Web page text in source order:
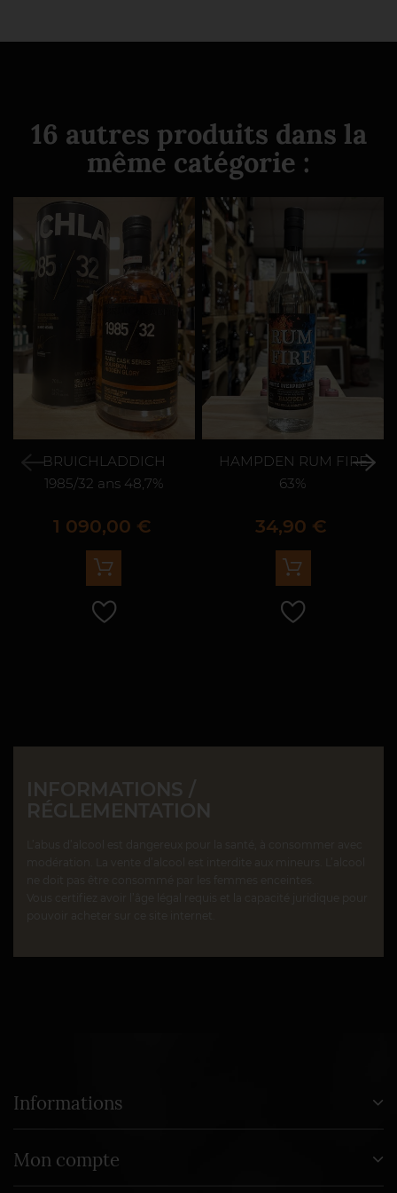
16 autres produits dans la
même catégorie :
BRUICHLADDICH
1985/32 ans 48,7%
Prix
1 090,00 €
HAMPDEN RUM FIRE
63%
Prix
34,90 €
INFORMATIONS /
RÉGLEMENTATION
Informations
Mon compte